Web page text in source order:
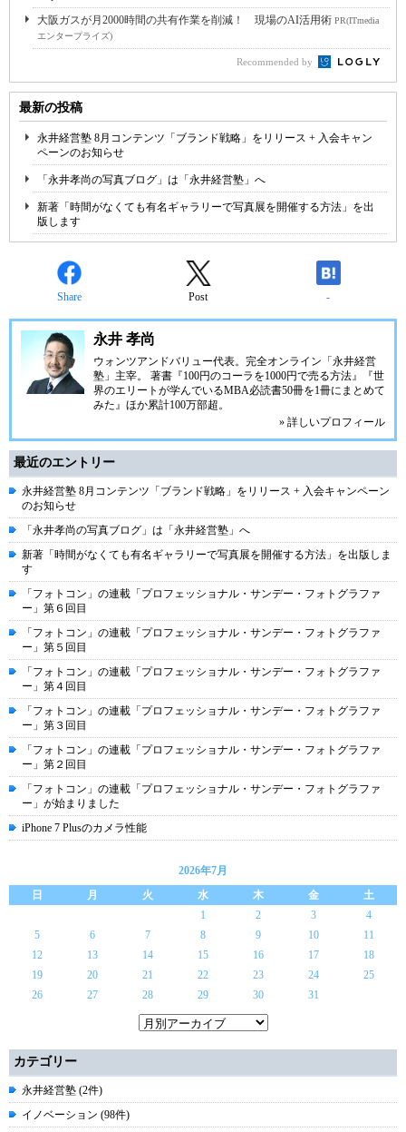
大阪ガスが月2000時間の共有作業を削減！ 現場のAI活用術 PR(ITmedia
エンタープライズ)
Recommended by
最新の投稿
永井経営塾 8月コンテンツ「ブランド戦略」をリリース + 入会キャン
ペーンのお知らせ
「永井孝尚の写真ブログ」は「永井経営塾」へ
新著「時間がなくても有名ギャラリーで写真展を開催する方法」を出
版します
Share Post -
永井 孝尚
ウォンツアンドバリュー代表。完全オンライン「永井経営
塾」主宰。 著書『100円のコーラを1000円で売る方法』『世
界のエリートが学んでいるMBA必読書50冊を1冊にまとめて
みた』ほか累計100万部超。
» 詳しいプロフィール
最近のエントリー
永井経営塾 8月コンテンツ「ブランド戦略」をリリース + 入会キャンペーン
のお知らせ
「永井孝尚の写真ブログ」は「永井経営塾」へ
新著「時間がなくても有名ギャラリーで写真展を開催する方法」を出版しま
す
「フォトコン」の連載「プロフェッショナル・サンデー・フォトグラファ
ー」第６回目
「フォトコン」の連載「プロフェッショナル・サンデー・フォトグラファ
ー」第５回目
「フォトコン」の連載「プロフェッショナル・サンデー・フォトグラファ
ー」第４回目
「フォトコン」の連載「プロフェッショナル・サンデー・フォトグラファ
ー」第３回目
「フォトコン」の連載「プロフェッショナル・サンデー・フォトグラファ
ー」第２回目
「フォトコン」の連載「プロフェッショナル・サンデー・フォトグラファ
ー」が始まりました
iPhone 7 Plusのカメラ性能
2026年7月
日
月 火 水 木 金
土
1
2 3
4
5
6 7 8 9 10
11
12
13 14 15 16 17
18
19
20 21 22 23 24
25
26
27 28 29 30 31
カテゴリー
永井経営塾 (2件)
イノベーション (98件)